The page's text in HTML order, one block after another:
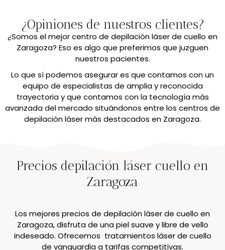
¿Opiniones de nuestros clientes?
¿Somos el mejor centro de depilación láser de cuello en
Zaragoza? Eso es algo que preferimos que juzguen
nuestros pacientes.
Lo que sí podemos asegurar es que contamos con un
equipo de especialistas de amplia y reconocida
trayectoria y que contamos con la tecnología más
avanzada del mercado situándonos entre los centros de
depilación láser más destacados en Zaragoza.
Precios depilación láser cuello en
Zaragoza
Los mejores precios de depilación láser de cuello en
Zaragoza, disfruta de una piel suave y libre de vello
indeseado. Ofrecemos tratamientos láser de cuello
de vanguardia a tarifas competitivas.